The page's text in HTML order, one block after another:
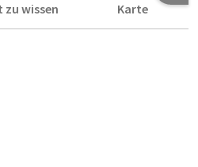
zu wissen
Karte